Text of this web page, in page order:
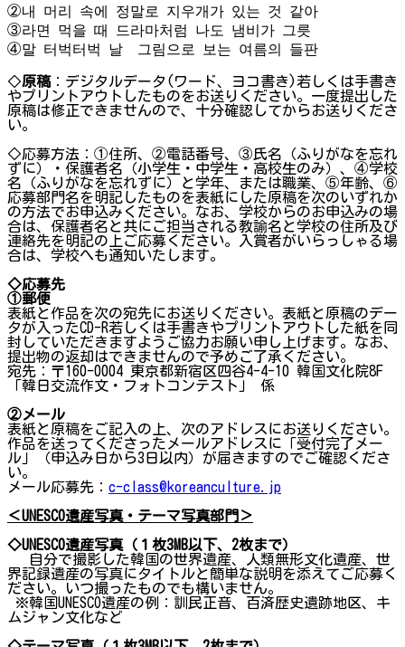
②내 머리 속에 정말로 지우개가 있는 것 같아
③라면 먹을 때 드라마처럼 나도 냄비가 그릇
④말 터벅터벅 날 그림으로 보는 여름의 들판
◇原稿：デジタルデータ(ワード、ヨコ書き)若しくは手書き
やプリントアウトしたものをお送りください。一度提出した
原稿は修正できませんので、十分確認してからお送りくださ
い。
◇応募方法：①住所、②電話番号、③氏名（ふりがなを忘れ
ずに）・保護者名（小学生・中学生・高校生のみ）、④学校
名（ふりがなを忘れずに）と学年、または職業、⑤年齢、⑥
応募部門名を明記したものを表紙にした原稿を次のいずれか
の方法でお申込みください。なお、学校からのお申込みの場
合は、保護者名と共にご担当される教諭名と学校の住所及び
連絡先を明記の上ご応募ください。入賞者がいらっしゃる場
合は、学校へも通知いたします。
◇応募先
①郵便
表紙と作品を次の宛先にお送りください。表紙と原稿のデー
タが入ったCD-R若しくは手書きやプリントアウトした紙を同
封していただきますようご協力お願い申し上げます。なお、
提出物の返却はできませんので予めご了承ください。
宛先：〒160-0004 東京都新宿区四谷4-4-10 韓国文化院8F
「韓日交流作文・フォトコンテスト」 係
②メール
表紙と原稿をご記入の上、次のアドレスにお送りください。
作品を送ってくださったメールアドレスに「受付完了メー
ル」（申込み日から3日以内）が届きますのでご確認くださ
い。
メール応募先： c-class@koreanculture.jp
＜UNESCO遺産写真・テーマ写真部門＞
◇UNESCO遺産写真（１枚3MB以下、2枚まで）
自分で撮影した韓国の世界遺産、人類無形文化遺産、世
界記録遺産の写真にタイトルと簡単な説明を添えてご応募く
ださい。いつ撮ったものでも構いません。
※韓国UNESCO遺産の例：訓民正音、百済歴史遺跡地区、キ
ムジャン文化など